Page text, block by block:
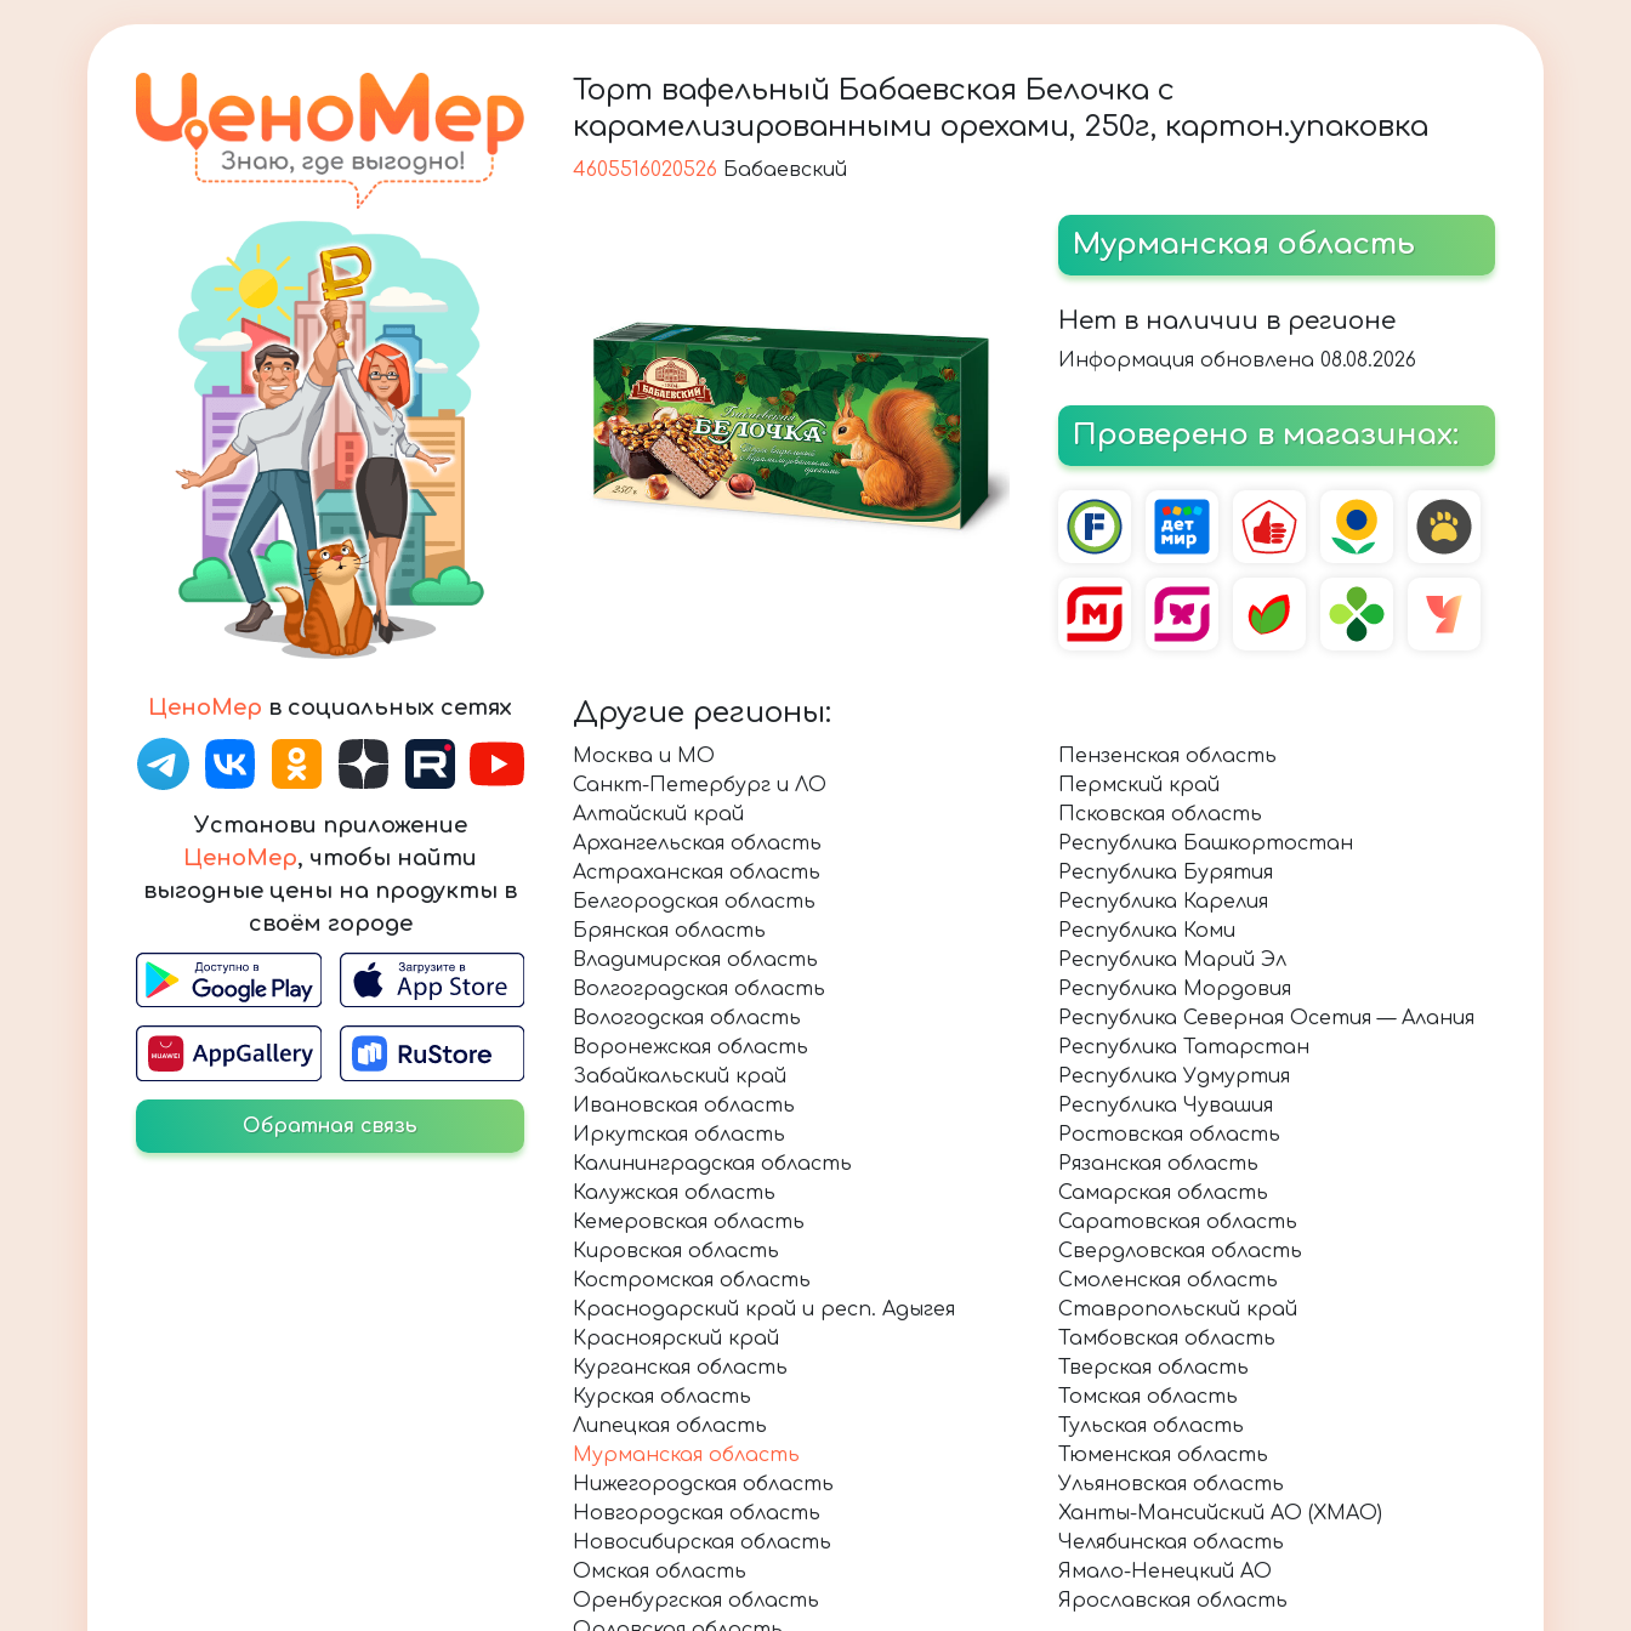
ЦеноМер в социальных сетях
Установи приложение
ЦеноМер, чтобы найти
выгодные цены на продукты в
своём городе
Обратная связь
Торт вафельный Бабаевская Белочка с
карамелизированными орехами, 250г, картон.упаковка
4605516020526 Бабаевский
Мурманская область
Нет в наличии в регионе
Информация обновлена 08.08.2026
Проверено в магазинах:
Другие регионы:
Москва и МО
Санкт-Петербург и ЛО
Алтайский край
Архангельская область
Астраханская область
Белгородская область
Брянская область
Владимирская область
Волгоградская область
Вологодская область
Воронежская область
Забайкальский край
Ивановская область
Иркутская область
Калининградская область
Калужская область
Кемеровская область
Кировская область
Костромская область
Краснодарский край и респ. Адыгея
Красноярский край
Курганская область
Курская область
Липецкая область
Мурманская область
Нижегородская область
Новгородская область
Новосибирская область
Омская область
Оренбургская область
Пензенская область
Пермский край
Псковская область
Республика Башкортостан
Республика Бурятия
Республика Карелия
Республика Коми
Республика Марий Эл
Республика Мордовия
Республика Северная Осетия — Алания
Республика Татарстан
Республика Удмуртия
Республика Чувашия
Ростовская область
Рязанская область
Самарская область
Саратовская область
Свердловская область
Смоленская область
Ставропольский край
Тамбовская область
Тверская область
Томская область
Тульская область
Тюменская область
Ульяновская область
Ханты-Мансийский АО (ХМАО)
Челябинская область
Ямало-Ненецкий АО
Ярославская область